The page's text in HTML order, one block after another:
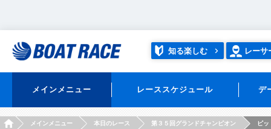
知る楽しむ レーサ
メインメニュー レーススケジュール デ
HOMEメインメニュー 本日のレース 第３５回グランドチャンピオン ピ